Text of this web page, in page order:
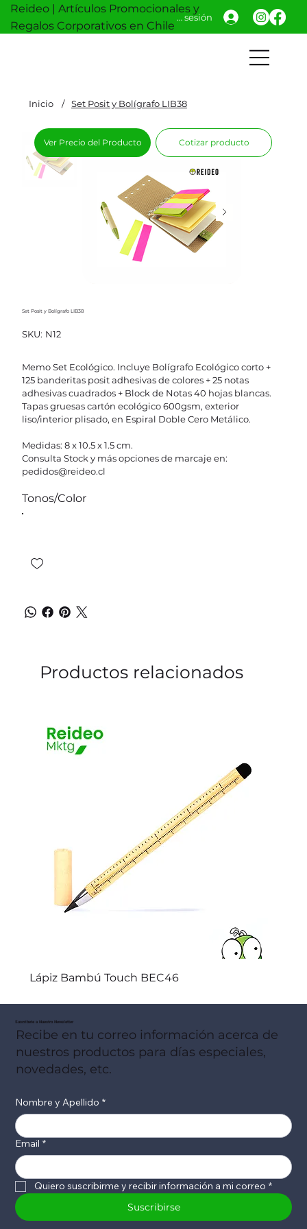
Reideo | Artículos Promocionales y
Regalos Corporativos en Chile
Iniciar sesión
Inicio / Set Posit y Bolígrafo LIB38
Set Posit y Bolígrafo LIB38
SKU: SKU
N12
N12
Memo Set Ecológico. Incluye Bolígrafo Ecológico corto +
125 banderitas posit adhesivas de colores + 25 notas
adhesivas cuadrados + Block de Notas 40 hojas blancas.
Tapas gruesas cartón ecológico 600gsm, exterior
liso/interior plisado, en Espiral Doble Cero Metálico.
Medidas: 8 x 10.5 x 1.5 cm.
Consulta Stock y más opciones de marcaje en:
pedidos@reideo.cl
Tonos/Color
Ver Precio del Producto Cotizar producto
Productos relacionados
Lápiz Bambú Touch BEC46
Suscribete a Nuestro Newsletter
Recibe en tu correo información acerca de
nuestros productos para días especiales,
novedades, etc.
Nombre y Apellido *
Email *
Quiero suscribirme y recibir información a mi correo *
Suscribirse